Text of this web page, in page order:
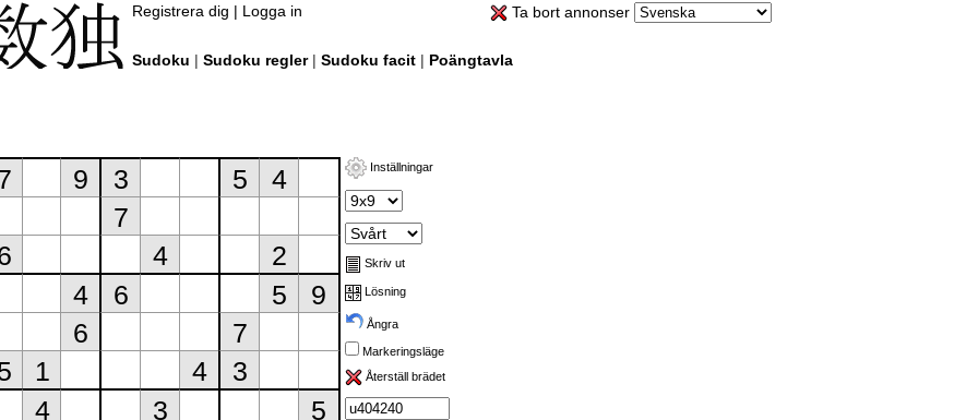
Ta bort annonser
Registrera dig | Logga in
Sudoku | Sudoku regler| Sudoku facit | Poängtavla
Inställningar
Skriv ut
Lösning
Ångra
Markeringsläge
Återställ brädet